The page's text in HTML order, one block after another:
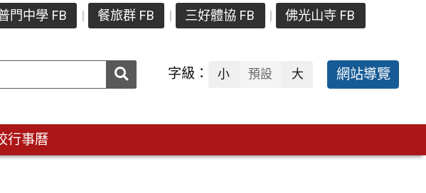
門中學 FB 餐旅群 FB 三好體協 FB 佛光山寺 FB
送出 字級： 小 預設 大 網站導覽
行事曆